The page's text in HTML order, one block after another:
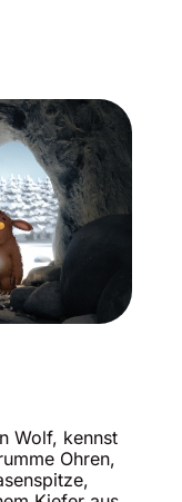
Wolf, kennst
Ohren,